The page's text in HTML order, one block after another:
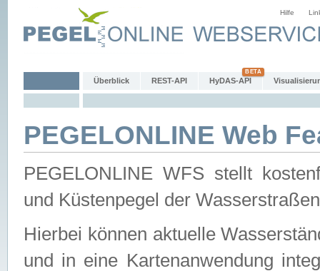
Hilfe
Überblick REST-API HyDAS-API
PEGELONLINE Web
PEGELONLINE WFS stellt
und Küstenpegel der
Hierbei können aktuelle
und in eine Kartenanwendung